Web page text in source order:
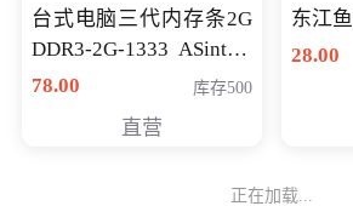
台式电脑三代内存条2G
DDR3-2G-1333 ASint昱
联品牌
78.00 库存500
直营
东江
28.00
正在加载...